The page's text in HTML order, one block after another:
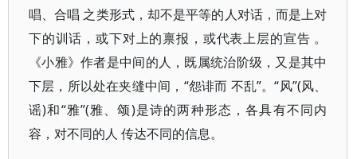
唱、合唱 之类形式，却不是平等的人对话，而是上对
下的训话，或下对上的禀报，或代表上层的宣告 。
《小雅》作者是中间的人，既属统治阶级，又是其中
下层，所以处在夹缝中间，“怨诽而 不乱”。“风”(风、
谣)和“雅”(雅、颂)是诗的两种形态，各具有不同内
容，对不同的人 传达不同的信息。